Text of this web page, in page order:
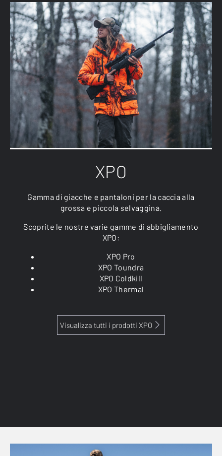
XPO
Gamma di giacche e pantaloni per la caccia alla
grossa e piccola selvaggina.
Scoprite le nostre varie gamme di abbigliamento
XPO:
XPO Pro
XPO Toundra
XPO Coldkill
XPO Thermal
Visualizza tutti i prodotti XPO